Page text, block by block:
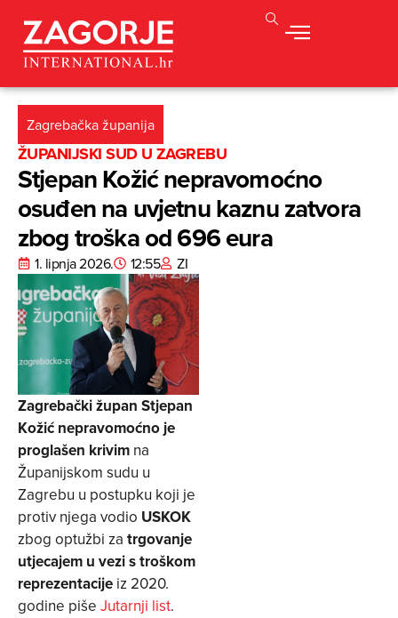
Zagrebačka županija
ŽUPANIJSKI SUD U ZAGREBU
Stjepan Kožić nepravomoćno
osuđen na uvjetnu kaznu zatvora
zbog troška od 696 eura
1. lipnja 2026. 12:55 ZI
Zagrebački župan Stjepan
Kožić nepravomoćno je
proglašen krivim na
Županijskom sudu u
Zagrebu u postupku koji je
protiv njega vodio USKOK
zbog optužbi za trgovanje
utjecajem u vezi s troškom
reprezentacije iz 2020.
godine piše Jutarnji list.